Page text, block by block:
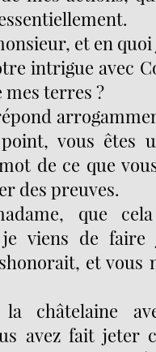
et en quoi
intrigue avec
mes terres ?
vous êtes
de ce que
des preuves.
que
viens de faire
et vous
châtelaine
avez fait jeter